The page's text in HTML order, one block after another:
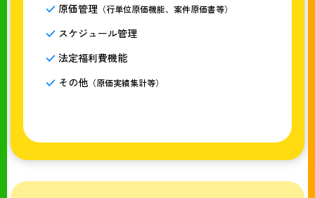
原価管理 （行単位原価機能、案件原価書等）
スケジュール管理
法定福利費機能
その他 （原価実績集計等）